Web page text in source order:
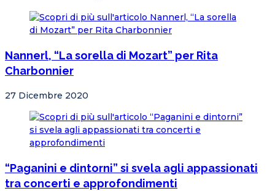
Nannerl, “La sorella di Mozart” per Rita
Charbonnier
27 Dicembre 2020
“Paganini e dintorni” si svela agli appassionati
tra concerti e approfondimenti